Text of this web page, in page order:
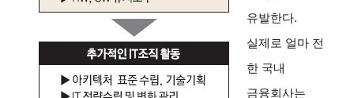
유발한다.
실제로 얼마 전
한 국내
금융회사는